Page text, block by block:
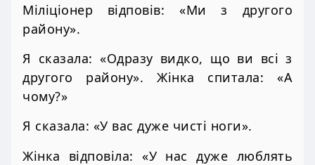
Міліціонер відповів: «Ми з другого
району».
Я сказала: «Одразу видко, що ви всі з
другого району». Жінка спитала: «А
чому?»
Я сказала: «У вас дуже чисті ноги».
Жінка відповіла: «У нас дуже люблять